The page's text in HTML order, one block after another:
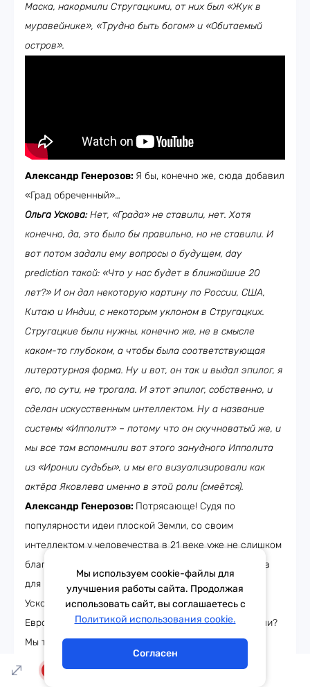
Маска, накормили Стругацкими, от них был «Жук в
муравейнике», «Трудно быть богом» и «Обитаемый
остров».
Александр Генерозов: Я бы, конечно же, сюда добавил
«Град обреченный»…
Ольга Ускова:Нет, «Града» не ставили, нет. Хотя
конечно, да, это было бы правильно, но не ставили. И
вот потом задали ему вопросы о будущем, day
prediction такой: «Что у нас будет в ближайшие 20
лет?» И он дал некоторую картину по России, США,
Китаю и Индии, с некоторым уклоном в Стругацких.
Стругацкие были нужны, конечно же, не в смысле
каком-то глубоком, а чтобы была соответствующая
литературная форма. Ну и вот, он так и выдал эпилог, я
его, по сути, не трогала. И этот эпилог, собственно, и
сделан искусственным интеллектом. Ну а название
системы «Ипполит» – потому что он скучноватый же, и
мы все там вспомнили вот этого занудного Ипполита
из «Иронии судьбы», и мы его визуализировали как
актёра Яковлева именно в этой роли (смеётся).
Александр Генерозов: Потрясающе! Судя по
популярности идеи плоской Земли, со своим
интеллектом у человечества в 21 веке уже не слишком
благополучно. Не в этом ли скрываются точки роста
для искусственных интеллектов – узнаем у Ольги
Усковой, их разработчика и даже литератора, на
Европе Плюс! Ну и прямо одним словом, не в этом ли?
Мы тупеем?
Ольга Ускова:
глобально, поэтому мы и смогли это разработать.
Тема дня Гороскоп
Мы используем cookie-файлы для
улучшения работы сайта. Продолжая
использовать сайт, вы соглашаетесь с
Политикой использования cookie.
Согласен